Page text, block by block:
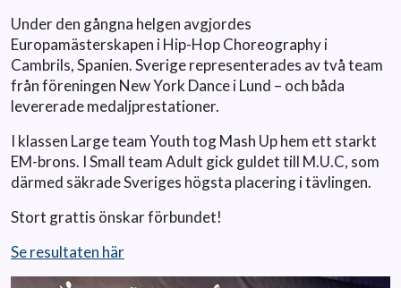
Under den gångna helgen avgjordes
Europamästerskapen i Hip-Hop Choreography i
Cambrils, Spanien. Sverige representerades av två team
från föreningen New York Dance i Lund – och båda
levererade medaljprestationer.
I klassen Large team Youth tog Mash Up hem ett starkt
EM-brons. I Small team Adult gick guldet till M.U.C, som
därmed säkrade Sveriges högsta placering i tävlingen.
Stort grattis önskar förbundet!
Se resultaten här